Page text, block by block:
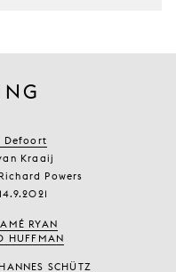
Defoort
Kraaij
Powers
RYAN
HUFFMAN
SCHÜTZ